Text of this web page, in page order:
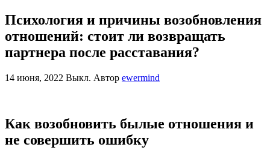
Психология и причины возобновления
отношений: стоит ли возвращать
партнера после расставания?
14 июня, 2022 Выкл. Автор ewermind
Как возобновить былые отношения и
не совершить ошибку